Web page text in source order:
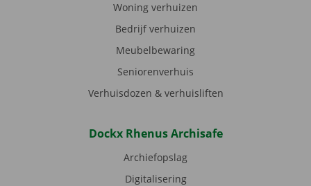
Woning verhuizen
Bedrijf verhuizen
Meubelbewaring
Seniorenverhuis
Verhuisdozen & verhuisliften
Dockx Rhenus Archisafe
Archiefopslag
Digitalisering